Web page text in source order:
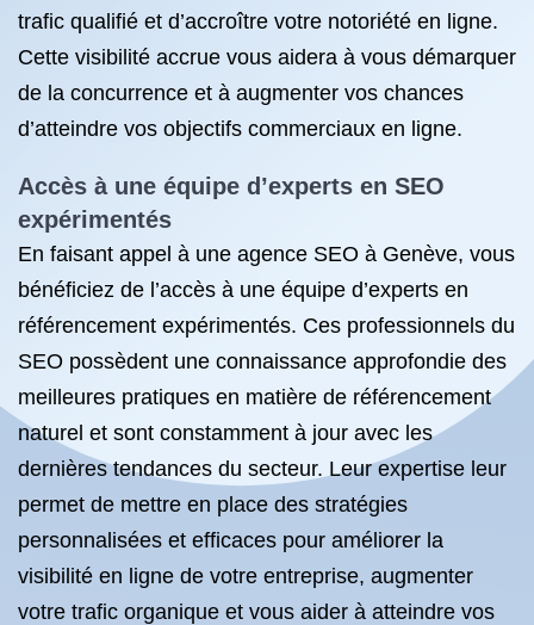
trafic qualifié et d’accroître votre notoriété en ligne.
Cette visibilité accrue vous aidera à vous démarquer
de la concurrence et à augmenter vos chances
d’atteindre vos objectifs commerciaux en ligne.
Accès à une équipe d’experts en SEO
expérimentés
En faisant appel à une agence SEO à Genève, vous
bénéficiez de l’accès à une équipe d’experts en
référencement expérimentés. Ces professionnels du
SEO possèdent une connaissance approfondie des
meilleures pratiques en matière de référencement
naturel et sont constamment à jour avec les
dernières tendances du secteur. Leur expertise leur
permet de mettre en place des stratégies
personnalisées et efficaces pour améliorer la
visibilité en ligne de votre entreprise, augmenter
votre trafic organique et vous aider à atteindre vos